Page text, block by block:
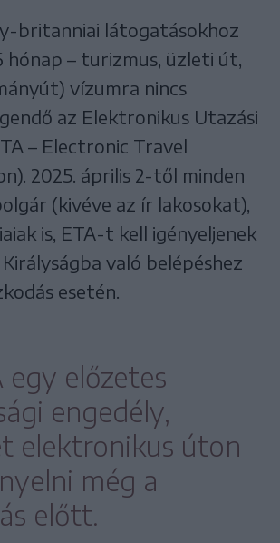
britanniai látogatásokhoz
hónap – turizmus, üzleti út,
vízumra nincs
az Elektronikus Utazási
– Electronic Travel
2025. április 2-től minden
(kivéve az ír lakosokat),
is, ETA-t kell igényeljenek
való belépéshez
esetén.
egy előzetes
engedély,
elektronikus úton
még a
előtt.